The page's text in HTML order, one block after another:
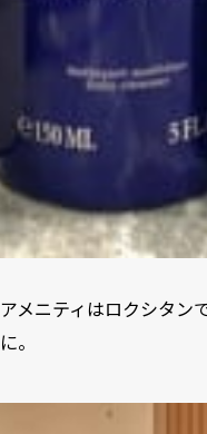
アメニティはロクシタン
に。